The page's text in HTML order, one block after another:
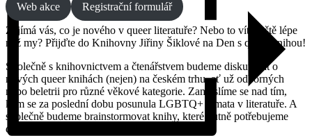
Web akce
Registrační formulář
Zajímá vás, co je nového v queer literatuře? Nebo to víte ještě lépe
než my? Přijďte do Knihovny Jiřiny Šiklové na Den s queer knihou!
Společně s knihovnictvem a čtenářstvem budeme diskutovat o
nových queer knihách (nejen) na českém trhu, ať už odborných
nebo beletrii pro různé věkové kategorie. Zamyslíme se nad tím,
kam se za poslední dobu posunula LGBTQ+ témata v literatuře. A
společně budeme brainstormovat knihy, které nutně potřebujeme
dostat na police knihovny Jiřiny Šiklové.